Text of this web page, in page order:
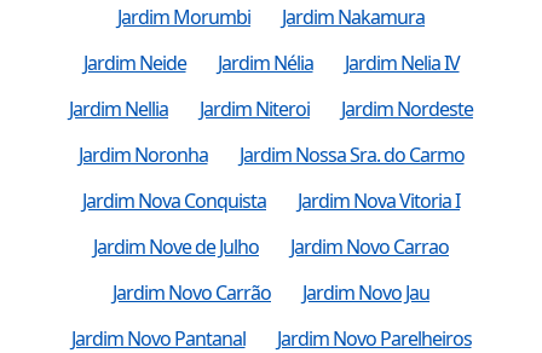
Jardim Morumbi
Jardim Nakamura
Jardim Neide
Jardim Nélia
Jardim Nelia IV
Jardim Nellia
Jardim Niteroi
Jardim Nordeste
Jardim Noronha
Jardim Nossa Sra. do Carmo
Jardim Nova Conquista
Jardim Nova Vitoria I
Jardim Nove de Julho
Jardim Novo Carrao
Jardim Novo Carrão
Jardim Novo Jau
Jardim Novo Pantanal
Jardim Novo Parelheiros